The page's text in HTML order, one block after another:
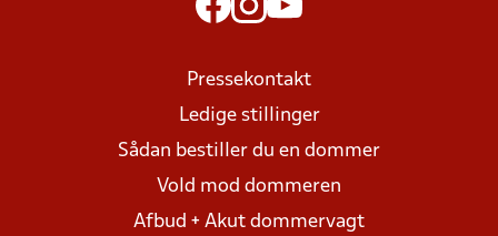
Pressekontakt
Ledige stillinger
Sådan bestiller du en dommer
Vold mod dommeren
Afbud + Akut dommervagt